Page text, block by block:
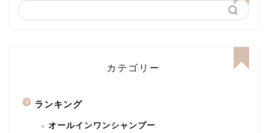
カテゴリー
ランキング
オールインワンシャンプー